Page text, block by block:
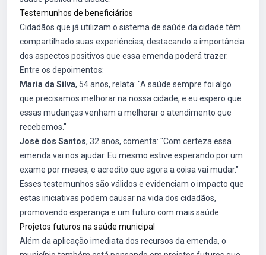
Testemunhos de beneficiários
Cidadãos que já utilizam o sistema de saúde da cidade têm
compartilhado suas experiências, destacando a importância
dos aspectos positivos que essa emenda poderá trazer.
Entre os depoimentos:
Maria da Silva, 54 anos, relata: "A saúde sempre foi algo
que precisamos melhorar na nossa cidade, e eu espero que
essas mudanças venham a melhorar o atendimento que
recebemos."
José dos Santos, 32 anos, comenta: "Com certeza essa
emenda vai nos ajudar. Eu mesmo estive esperando por um
exame por meses, e acredito que agora a coisa vai mudar."
Esses testemunhos são válidos e evidenciam o impacto que
estas iniciativas podem causar na vida dos cidadãos,
promovendo esperança e um futuro com mais saúde.
Projetos futuros na saúde municipal
Além da aplicação imediata dos recursos da emenda, o